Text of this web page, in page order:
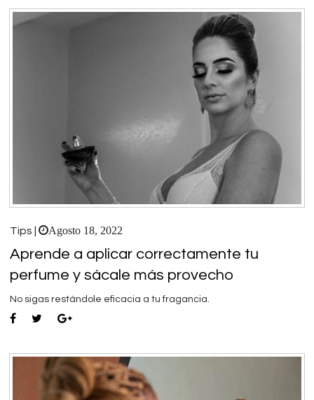
Tips | Agosto 18, 2022
Aprende a aplicar correctamente tu
perfume y sácale más provecho
No sigas restándole eficacia a tu fragancia.